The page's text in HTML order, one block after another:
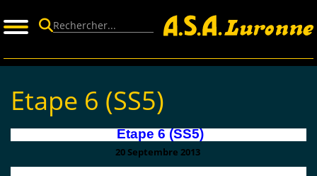
Etape 6 (SS5)
Etape 6 (SS5)
20 Septembre 2013